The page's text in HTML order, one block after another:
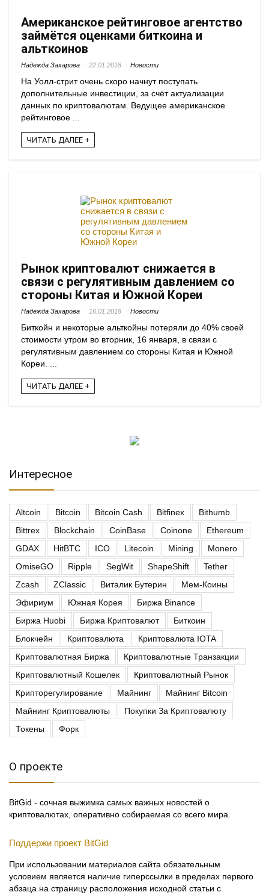
Американское рейтинговое агентство
займётся оценками биткоина и
альткоинов
Надежда Захарова 22.01.2018 Новости
На Уолл-стрит очень скоро начнут поступать
дополнительные инвестиции, за счёт актуализации
данных по криптовалютам. Ведущее американское
рейтинговое ...
ЧИТАТЬ ДАЛЕЕ +
Рынок криптовалют снижается в
связи с регулятивным давлением со
стороны Китая и Южной Кореи
Надежда Захарова 16.01.2018 Новости
Биткойн и некоторые альткойны потеряли до 40% своей
стоимости утром во вторник, 16 января, в связи с
регулятивным давлением со стороны Китая и Южной
Кореи. ...
ЧИТАТЬ ДАЛЕЕ +
Интересное
Altcoin Bitcoin Bitcoin Cash Bitfinex
Bithumb
Bittrex
Blockchain CoinBase Coinone
Ethereum
GDAX
HitBTC ICO Litecoin Mining
Monero
OmiseGO
Ripple SegWit ShapeShift
Tether
Zcash
ZClassic Виталик Бутерин
Мем-Коины
Эфириум
Южная Корея
Биржа Binance
Биржа Huobi
Биржа Криптовалют
Биткоин
Блокчейн
Криптовалюта
Криптовалюта IOTA
Криптовалютная Биржа
Криптовалютные Транзакции
Криптовалютный Кошелек
Криптовалютный Рынок
Крипторегулирование
Майнинг
Майнинг Bitcoin
Майнинг Криптовалюты
Покупки За Криптовалюту
Токены
Форк
О проекте
BitGid - сочная выжимка самых важных новостей о
криптовалютах, оперативно собираемая со всего мира.
Поддержи проект BitGid
При использовании материалов сайта обязательным
условием является наличие гиперссылки в пределах первого
абзаца на страницу расположения исходной статьи с